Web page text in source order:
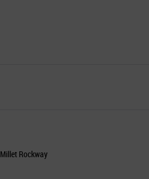
Millet Rockway